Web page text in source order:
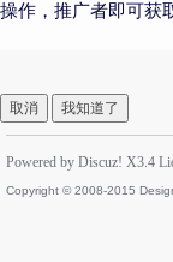
操作，推广者即可获
取消 我知道了
Powered by Discuz! X3.4
Copyright © 2008-2015